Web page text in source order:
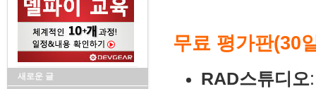
새로운 글
무료 평가판(30
RAD스튜디오